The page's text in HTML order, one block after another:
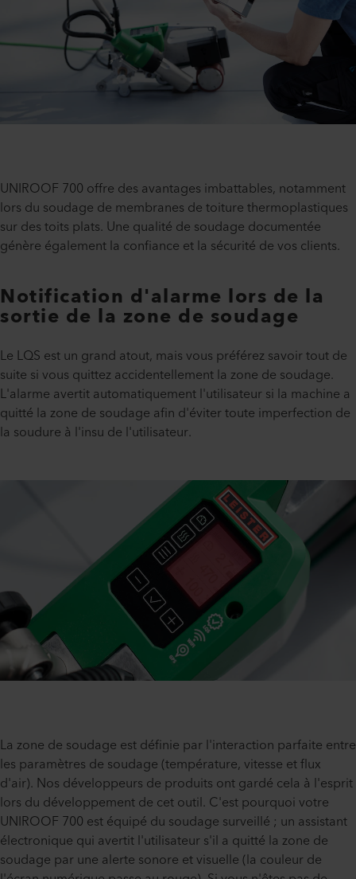
UNIROOF 700 offre des avantages imbattables, notamment
lors du soudage de membranes de toiture thermoplastiques
sur des toits plats. Une qualité de soudage documentée
génère également la confiance et la sécurité de vos clients.
Notification d'alarme lors de la
sortie de la zone de soudage
Le LQS est un grand atout, mais vous préférez savoir tout de
suite si vous quittez accidentellement la zone de soudage.
L'alarme avertit automatiquement l'utilisateur si la machine a
quitté la zone de soudage afin d'éviter toute imperfection de
la soudure à l'insu de l'utilisateur.
La zone de soudage est définie par l'interaction parfaite entre
les paramètres de soudage (température, vitesse et flux
d'air). Nos développeurs de produits ont gardé cela à l'esprit
lors du développement de cet outil. C'est pourquoi votre
UNIROOF 700 est équipé du soudage surveillé ; un assistant
électronique qui avertit l'utilisateur s'il a quitté la zone de
soudage par une alerte sonore et visuelle (la couleur de